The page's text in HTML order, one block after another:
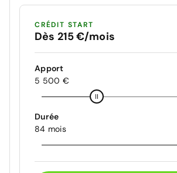
CRÉDIT START
Dès 215 €/mois
Apport
5 500 €
Durée
84 mois